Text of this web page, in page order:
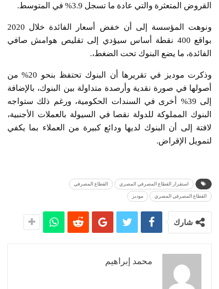
القروض المتعثرة والتي عادة ما تسجل 3.9% في المتوسط.
ونوهت المؤسسة إلى أن خفض أسعار الفائدة خلال 2020
بواقع 400 نقطة أساس سيؤدي إلى تقليص هوامش صافي
الفائدة، ما يضع البنوك تحت الضغط،.
وذكرت موديز في تقريرها أن البنوك تحتفظ بنحو 20% من
أصولها في صورة نقدية وأرصدة متداولة بين البنوك، بالإضافة
إلى 39% أخرى في السندات الحكومية، ورغم ذلك ستواجه
البنوك المملوكة للدولة نقصا في السيولة بالعملات الأجنبية،
لافتة إلى أن البنوك لديها ودائع كبيرة من العملاء بما يكفي
لتمويل الإقراض.
استقرار القطاع المصرفي المصري القطاع المصرفي
القطاع المصرفي المصري موديز
شارك
محمد إبراهيم